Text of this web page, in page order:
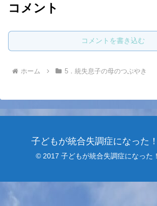
コメント
コメントを書き込む
ホーム 5．統失息子の母のつぶやき
子どもが統合失調症になった
© 2017 子どもが統合失調症になった